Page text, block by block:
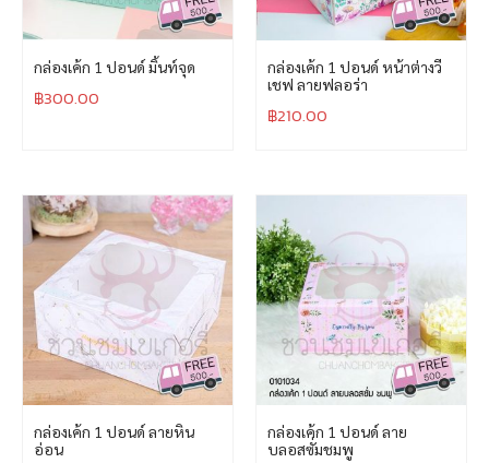
กล่องเค้ก 1 ปอนด์ มิ้นท์จุด
฿300.00
กล่องเค้ก 1 ปอนด์ หน้าต่างวี
เชฟ ลายฟลอร่า
฿210.00
กล่องเค้ก 1 ปอนด์ ลายหิน
อ่อน
กล่องเค้ก 1 ปอนด์ ลาย
บลอสซั่มชมพู